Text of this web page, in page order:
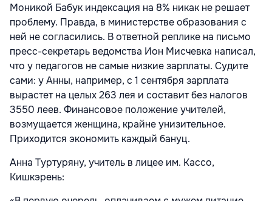
Моникой Бабук индексация на 8% никак не решает
проблему. Правда, в министерстве образования с
ней не согласились. В ответной реплике на письмо
пресс-секретарь ведомства Ион Мисчевка написал,
что у педагогов не самые низкие зарплаты. Судите
сами: у Анны, например, с 1 сентября зарплата
вырастет на целых 263 лея и составит без налогов
3550 леев. Финансовое положение учителей,
возмущается женщина, крайне унизительное.
Приходится экономить каждый бануц.
Анна Туртуряну, учитель в лицее им. Кассо,
Кишкэрень: